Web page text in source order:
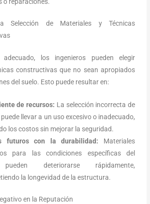
Selección de Materiales y Técnicas
los ingenieros pueden elegir
constructivas que no sean apropiados
del suelo. Esto puede resultar en:
de recursos: La selección incorrecta de
llevar a un uso excesivo o inadecuado,
los costos sin mejorar la seguridad.
futuros con la durabilidad: Materiales
para las condiciones específicas del
deteriorarse rápidamente,
la longevidad de la estructura.
en la Reputación